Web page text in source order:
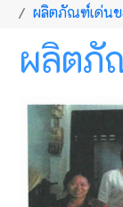
ผลิตภัณฑ์เด่น
ผลิตภั